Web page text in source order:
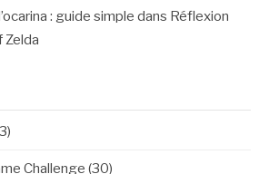
: guide simple dans Réflexion
Zelda
Challenge (30)